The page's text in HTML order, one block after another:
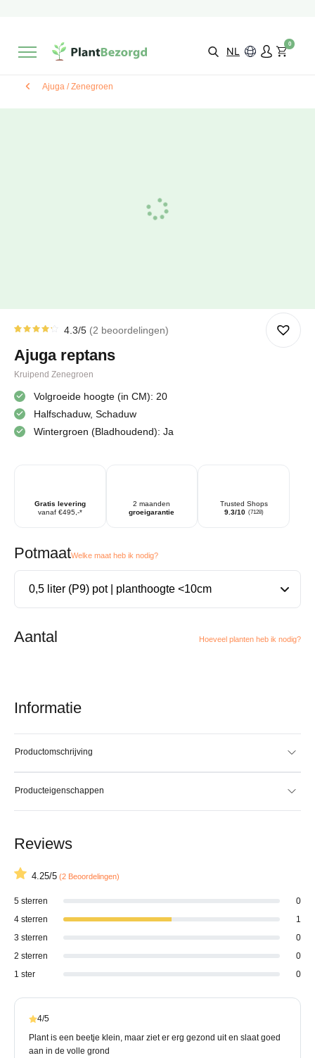
Kies zelf je
bezorgmoment & locatie NL
0
Ajuga / Zenegroen
5
gebaseerd
klantbeoordelingen
4.3/5 2 beoordelingen
Ajuga reptans
Kruipend Zenegroen
Volgroeide hoogte (in CM): 20
Halfschaduw, Schaduw
Wintergroen (Bladhoudend): Ja
Gratis levering
vanaf €495,-*
2 maanden
groeigarantie
Trusted Shops
9.3/10 (7128)
PotmaatWelke maat heb ik nodig?
Aantal Hoeveel planten heb ik nodig?
Informatie
Productomschrijving
Producteigenschappen
Reviews
4.25/5 (2 Beoordelingen)
5 sterren
0
4 sterren
1
3 sterren
0
2 sterren
0
1 ster
0
4/5
Plant is een beetje klein, maar ziet er erg gezond uit en slaat goed
aan in de volle grond